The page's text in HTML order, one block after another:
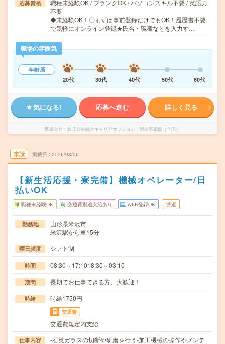
応募資格
職種未経験OK / ブランクOK / パソコンスキル不要 / 英語力
不要
◆未経験OK！〇まずは事前登録だけでもOK！履歴書不要
で気軽にオンライン登録★氏名・職種などを入力す…
職場の雰囲気
年齢層
20代
30代 40代 50代 60代
気になる! 応募へ進む 詳しく見る
派遣会社 株式会社綜合キャリアオプション 製造事業部（全国）
未読 掲載日 2026/08/06
【新生活応援・寮完備】機械オペレーター/日
払いOK
職種未経験OK 交通費別途支給あり WEB登録OK 派遣
勤務地
山形県米沢市
米沢駅から車15分
曜日頻度 シフト制
時間 08:30～17:1018:30～03:10
期間 長期でお仕事できる方、大歓迎！
時給 時給1750円
交通費
交通費規定内支給
仕事内容
-石英ガラスの切断や研磨を行う-加工機械の操作やメンテ